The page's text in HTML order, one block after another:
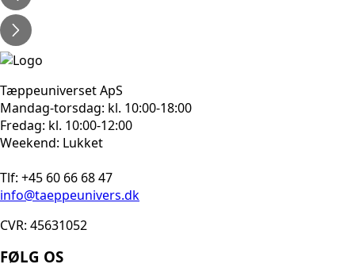
Tæppeuniverset ApS
Mandag-torsdag: kl. 10:00-18:00
Fredag: kl. 10:00-12:00
Weekend: Lukket
Tlf: +45 60 66 68 47
info@taeppeunivers.dk
CVR: 45631052
FØLG OS